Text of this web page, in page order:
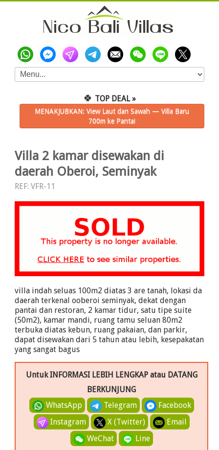
🍀 TOP DEAL »
MENAKJUBKAN: View Laut dan Sawah — Villa Baru
700m ke Pantai
Villa 2 kamar disewakan di
daerah Oberoi, Seminyak
REF: VFR-11
villa indah seluas 100m2 diatas 3 are tanah, lokasi da
daerah terkenal ooberoi seminyak, dekat dengan
pantai dan restoran, 2 kamar tidur, satu tipe suite
(50m2), kamar mandi, ruang tamu seluan 80m2
terbuka diatas kebun, ruang pakaian, dan parkir,
dapat disewakan dari 5 tahun atau lebih, kesepakatan
yang sangat bagus
Untuk INFORMASI LEBIH LENGKAP atau DATANG
BERKUNJUNG
WhatsApp
Telegram
Facebook
Instagram
X (Twitter)
Email
WeChat
Line